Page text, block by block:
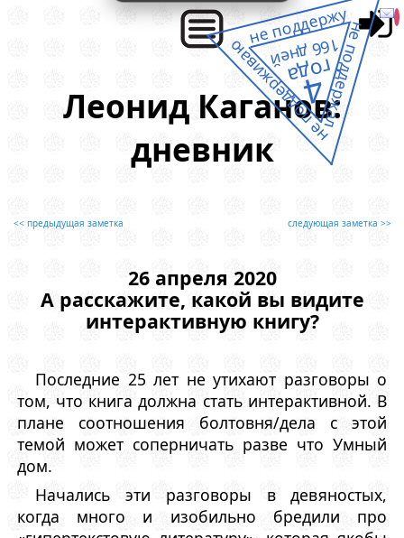
Леонид Каганов:
дневник
<< предыдущая заметка следующая заметка >>
26 апреля 2020
А расскажите, какой вы видите
интерактивную книгу?
Последние 25 лет не утихают разговоры о
том, что книга должна стать интерактивной. В
плане соотношения болтовня/дела с этой
темой может соперничать разве что Умный
дом.
Начались эти разговоры в девяностых,
когда много и изобильно бредили про
не поддержал
не поддерживаю
не поддержу
4
года
166 дней